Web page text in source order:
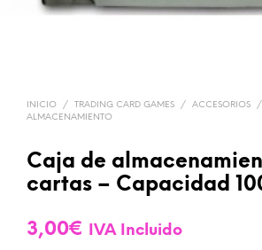
INICIO / TRADING CARD GAMES / ACCESORIOS /
ALMACENAMIENTO
Caja de
cartas – Capacidad
3,00€ IVA Incluido